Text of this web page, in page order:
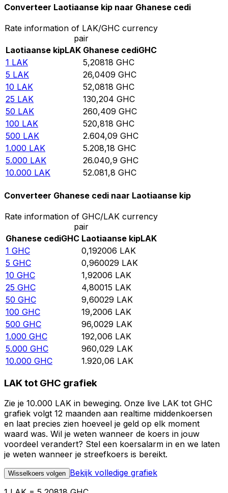
Converteer Laotiaanse kip naar Ghanese cedi
Rate information of LAK/GHC currency
pair
Laotiaanse kipLAK Ghanese cediGHC
1 LAK 5,20818 GHC
5 LAK 26,0409 GHC
10 LAK 52,0818 GHC
25 LAK 130,204 GHC
50 LAK 260,409 GHC
100 LAK 520,818 GHC
500 LAK 2.604,09 GHC
1.000 LAK 5.208,18 GHC
5.000 LAK 26.040,9 GHC
10.000 LAK 52.081,8 GHC
Converteer Ghanese cedi naar Laotiaanse kip
Rate information of GHC/LAK currency
pair
Ghanese cediGHC Laotiaanse kipLAK
1 GHC 0,192006 LAK
5 GHC 0,960029 LAK
10 GHC 1,92006 LAK
25 GHC 4,80015 LAK
50 GHC 9,60029 LAK
100 GHC 19,2006 LAK
500 GHC 96,0029 LAK
1.000 GHC 192,006 LAK
5.000 GHC 960,029 LAK
10.000 GHC 1.920,06 LAK
LAK tot GHC grafiek
Zie je 10.000 LAK in beweging. Onze live LAK tot GHC
grafiek volgt 12 maanden aan realtime middenkoersen
en laat precies zien hoeveel je geld op elk moment
waard was. Wil je weten wanneer de koers in jouw
voordeel verandert? Stel een koersalarm in en we laten
je weten wanneer je streefkoers is bereikt.
Wisselkoers volgen Bekijk volledige grafiek